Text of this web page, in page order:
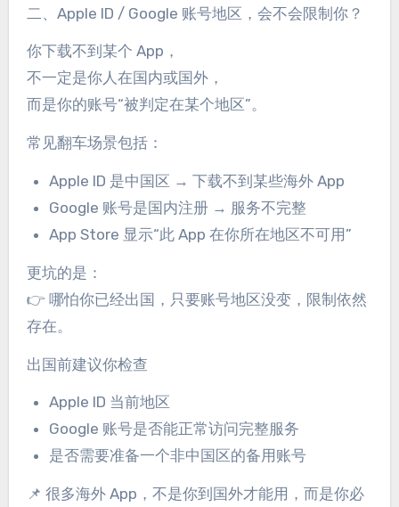
二、Apple ID / Google 账号地区，会不会限制你？
你下载不到某个 App，
不一定是你人在国内或国外，
而是你的账号“被判定在某个地区”。
常见翻车场景包括：
Apple ID 是中国区 → 下载不到某些海外 App
Google 账号是国内注册 → 服务不完整
App Store 显示“此 App 在你所在地区不可用”
更坑的是：
👉 哪怕你已经出国，只要账号地区没变，限制依然
存在。
出国前建议你检查
Apple ID 当前地区
Google 账号是否能正常访问完整服务
是否需要准备一个非中国区的备用账号
📌 很多海外 App，不是你到国外才能用，而是你必